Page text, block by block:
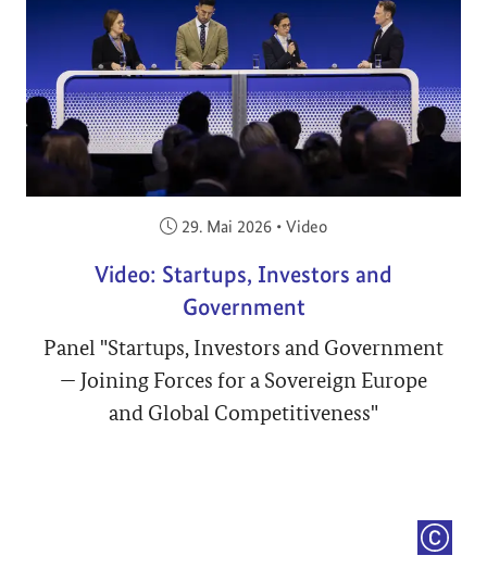
Veröffentlicht am:
29. Mai 2026 • Video
Video: Startups, Investors and
Government
Panel "Startups, Investors and Government
— Joining Forces for a Sovereign Europe
and Global Competitiveness"